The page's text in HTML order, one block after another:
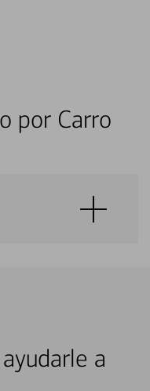
por Carro
a